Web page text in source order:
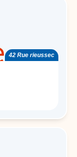
42 Rue rieussec